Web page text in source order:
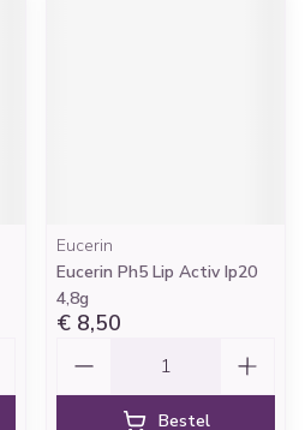
Eucerin
Eucerin Ph5 Lip Activ Ip20
4,8g
€ 8,50
Bestel